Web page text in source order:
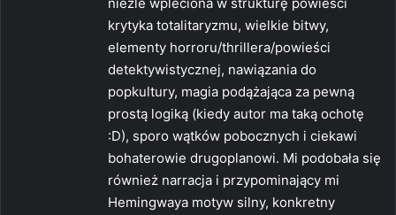
krytyka totalitaryzmu, wielkie bitwy,
elementy horroru/thrillera/powieści
detektywistycznej, nawiązania do
popkultury, magia podążająca za pewną
prostą logiką (kiedy autor ma taką ochotę
:D), sporo wątków pobocznych i ciekawi
bohaterowie drugoplanowi. Mi podobała się
również narracja i przypominający mi
Hemingwaya motyw silny, konkretny